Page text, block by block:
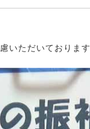
いただいておりま